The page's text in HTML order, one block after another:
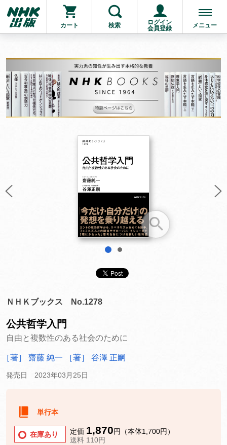
カート 検索
ログイン
会員登録
メニュー
1
ＮＨＫブックス No.1278
公共哲学入門
自由と複数性のある社会のために
［著］ 齋藤 純一 ［著］ 谷澤 正嗣
発売日 2023年03月25日
単行本
在庫あり 定価 1,870円（本体1,700円）
送料 110円